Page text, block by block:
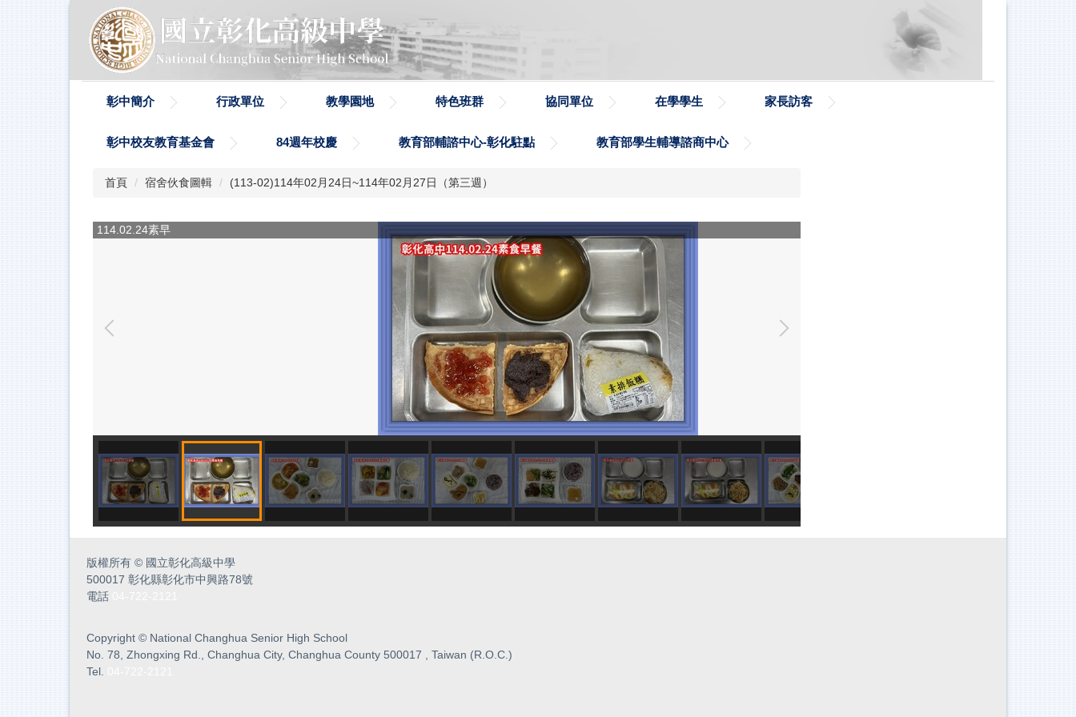
彰中簡介 行政單位 教學園地 特色班群 協同單位 在學學生 家長訪客
彰中校友教育基金會 84週年校慶 教育部輔諮中心-彰化駐點 教育部學生輔導諮商中心
首頁 宿舍伙食圖輯 (113-02)114年02月24日~114年02月27日（第三週）
114.02.24素早
版權所有 © 國立彰化高級中學
500017 彰化縣彰化市中興路78號
電話
Copyright © National Changhua Senior High School
No. 78, Zhongxing Rd., Changhua City, Changhua County 500017 , Taiwan (R.O.C.)
Tel.